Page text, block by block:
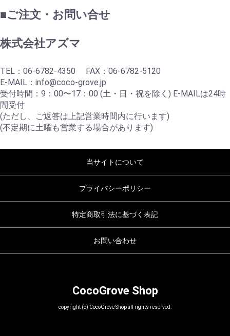
■ご注文・お問い合せ
株式会社アズマ
TEL：06-6782-4350 FAX：06-6782-5120
E-MAIL：info@coco-grove.jp
受付時間：9：00〜17：00 (土・日・祝を除く) E-MAILは24時
間受付
(ただし、ご返答は上記営業時間内に行います)
(不定期に土曜も営業する場合があります)
当サイトについて
プライバシーポリシー
特定商取引法に基づく表記
お問い合わせ
CocoGrove Shop
copyright (c) CocoGrove Shop all rights reserved.